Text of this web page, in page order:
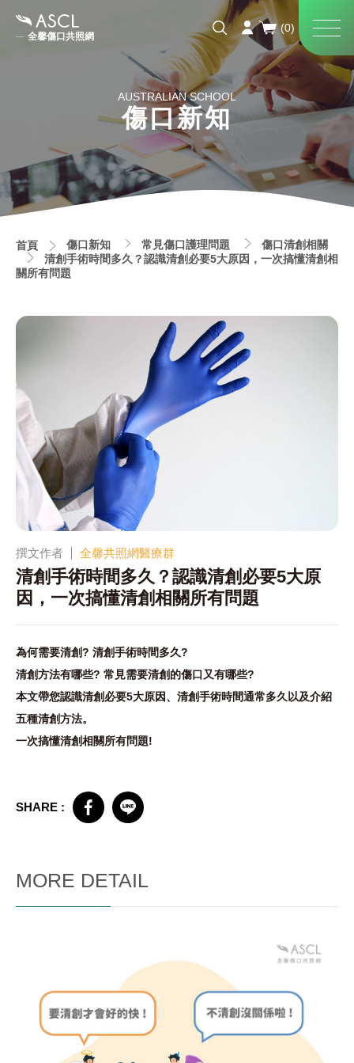
全馨傷口共照網
AUSTRALIAN SCHOOL
傷口新知
首頁 傷口新知 常見傷口護理問題
傷口清創相關
清創手術時間多久？認識清創必要5大原因，一次搞懂清創相
關所有問題
撰文作者 全馨共照網醫療群
清創手術時間多久？認識清創必要5大原
因，一次搞懂清創相關所有問題
為何需要清創? 清創手術時間多久?
清創方法有哪些? 常見需要清創的傷口又有哪些?
本文帶您認識清創必要5大原因、清創手術時間通常多久以及介紹
五種清創方法。
一次搞懂清創相關所有問題!
SHARE :
MORE DETAIL